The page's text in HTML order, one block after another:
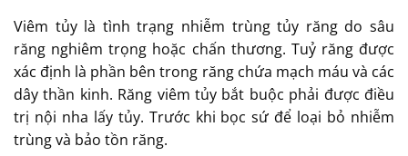
Viêm tủy là tình trạng nhiễm trùng tủy răng do sâu
răng nghiêm trọng hoặc chấn thương. Tuỷ răng được
xác định là phần bên trong răng chứa mạch máu và các
dây thần kinh. Răng viêm tủy bắt buộc phải được điều
trị nội nha lấy tủy. Trước khi bọc sứ để loại bỏ nhiễm
trùng và bảo tồn răng.